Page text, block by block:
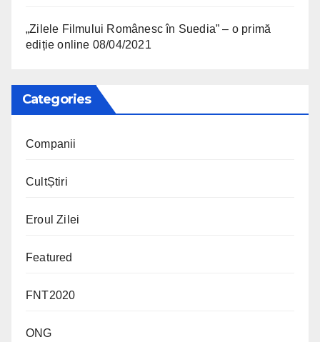
„Zilele Filmului Românesc în Suedia” – o primă
ediție online 08/04/2021
Categories
Companii
CultȘtiri
Eroul Zilei
Featured
FNT2020
ONG